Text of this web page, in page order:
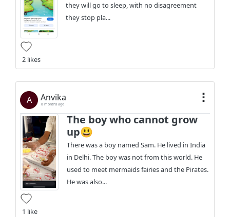
they will go to sleep, with no disagreement
they stop pla...
2 likes
A Anvika
8 months ago
The boy who cannot grow
up😃
There was a boy named Sam. He lived in India
in Delhi. The boy was not from this world. He
used to meet mermaids fairies and the Pirates.
He was also...
1 like